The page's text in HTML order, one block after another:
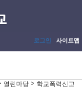
로그인 사이트맵
열린마당 > 학교폭력신고